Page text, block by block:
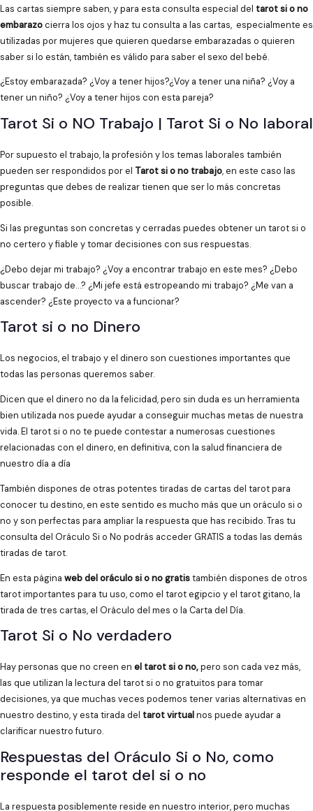
Las cartas siempre saben, y para esta consulta especial del tarot si o no
embarazocierra los ojos y haz tu consulta a las cartas, especialmente es
utilizadas por mujeres que quieren quedarse embarazadas o quieren
saber si lo están, también es válido para saber el sexo del bebé.
¿Estoy embarazada? ¿Voy a tener hijos?¿Voy a tener una niña? ¿Voy a
tener un niño? ¿Voy a tener hijos con esta pareja?
Tarot Si o NO Trabajo | Tarot Si o No laboral
Por supuesto el trabajo, la profesión y los temas laborales también
pueden ser respondidos por el Tarot si o no trabajo, en este caso las
preguntas que debes de realizar tienen que ser lo más concretas
posible.
Si las preguntas son concretas y cerradas puedes obtener un tarot si o
no certero y fiable y tomar decisiones con sus respuestas.
¿Debo dejar mi trabajo? ¿Voy a encontrar trabajo en este mes? ¿Debo
buscar trabajo de…? ¿Mi jefe está estropeando mi trabajo? ¿Me van a
ascender? ¿Este proyecto va a funcionar?
Tarot si o no Dinero
Los negocios, el trabajo y el dinero son cuestiones importantes que
todas las personas queremos saber.
Dicen que el dinero no da la felicidad, pero sin duda es un herramienta
bien utilizada nos puede ayudar a conseguir muchas metas de nuestra
vida. El tarot si o no te puede contestar a numerosas cuestiones
relacionadas con el dinero, en definitiva, con la salud financiera de
nuestro día a día
También dispones de otras potentes tiradas de cartas del tarot para
conocer tu destino, en este sentido es mucho más que un oráculo si o
no y son perfectas para ampliar la respuesta que has recibido. Tras tu
consulta del Oráculo Si o No podrás acceder GRATIS a todas las demás
tiradas de tarot.
En esta página web del oráculo si o no gratistambién dispones de otros
tarot importantes para tu uso, como el tarot egipcio y el tarot gitano, la
tirada de tres cartas, el Oráculo del mes o la Carta del Día.
Tarot Si o No verdadero
Hay personas que no creen en el tarot si o no,pero son cada vez más,
las que utilizan la lectura del tarot si o no gratuitos para tomar
decisiones, ya que muchas veces podemos tener varias alternativas en
nuestro destino, y esta tirada del tarot virtualnos puede ayudar a
clarificar nuestro futuro.
Respuestas del Oráculo Si o No, como
responde el tarot del si o no
La respuesta posiblemente reside en nuestro interior, pero muchas